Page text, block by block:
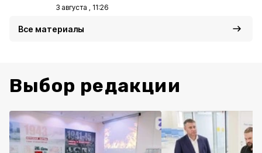
3 августа , 11:26
Все материалы
Выбор редакции